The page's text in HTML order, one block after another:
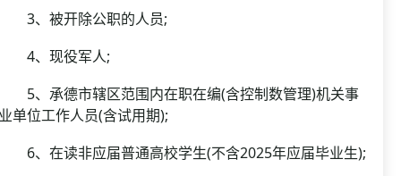
、被开除公职的人员;
、现役军人;
、承德市辖区范围内在职在编(含控制数管理)机关事
单位工作人员(含试用期);
、在读非应届普通高校学生(不含2025年应届毕业生);